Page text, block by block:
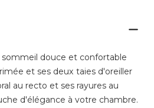
douce et confortable
et ses deux taies d'oreiller
au recto et ses rayures au
d'élégance à votre chambre.